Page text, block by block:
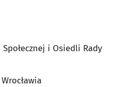
i Osiedli Rady